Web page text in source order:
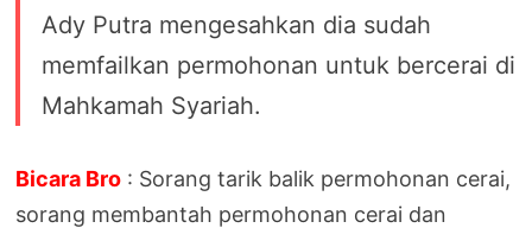
Ady Putra mengesahkan dia sudah
memfailkan permohonan untuk bercerai di
Mahkamah Syariah.
Bicara Bro : Sorang tarik balik permohonan cerai,
sorang membantah permohonan cerai dan